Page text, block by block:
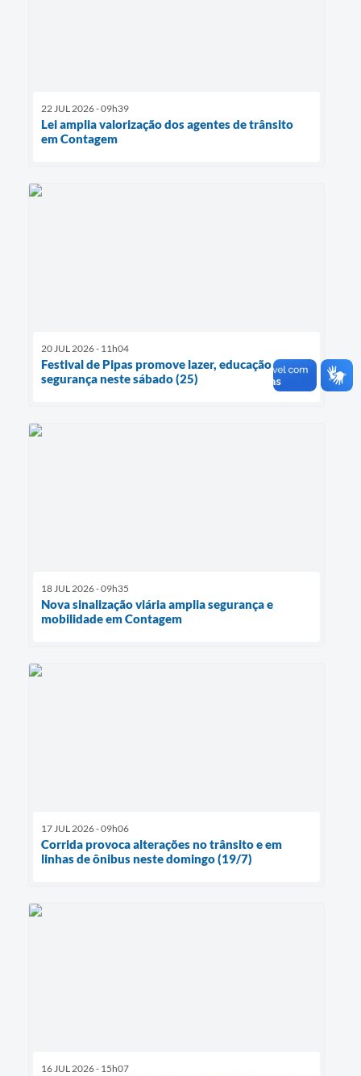
22 JUL 2026 - 09h39
Lei amplia valorização dos agentes de trânsito
em Contagem
20 JUL 2026 - 11h04
Festival de Pipas promove lazer, educação e
segurança neste sábado (25)
18 JUL 2026 - 09h35
Nova sinalização viária amplia segurança e
mobilidade em Contagem
17 JUL 2026 - 09h06
Corrida provoca alterações no trânsito e em
linhas de ônibus neste domingo (19/7)
16 JUL 2026 - 15h07